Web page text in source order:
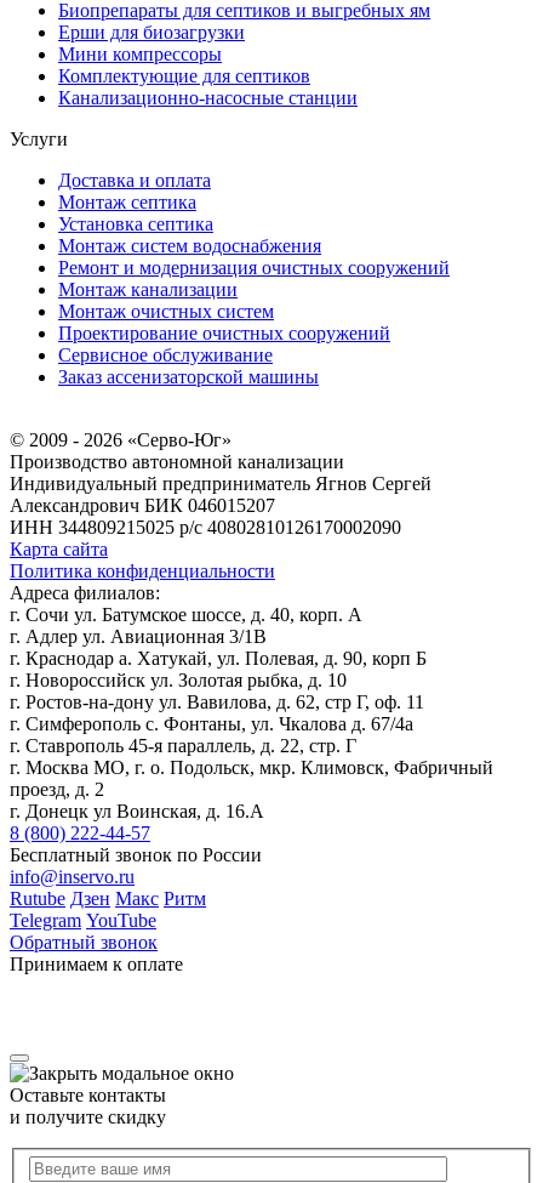
Биопрепараты для септиков и выгребных ям
Ерши для биозагрузки
Мини компрессоры
Комплектующие для септиков
Канализационно-насосные станции
Услуги
Доставка и оплата
Монтаж септика
Установка септика
Монтаж систем водоснабжения
Ремонт и модернизация очистных сооружений
Монтаж канализации
Монтаж очистных систем
Проектирование очистных сооружений
Сервисное обслуживание
Заказ ассенизаторской машины
© 2009 - 2026 «Серво-Юг»
Производство автономной канализации
Индивидуальный предприниматель Ягнов Сергей
Александрович БИК 046015207
ИНН 344809215025 р/с 40802810126170002090
Карта сайта
Политика конфиденциальности
Адреса филиалов:
г. Сочи ул. Батумское шоссе, д. 40, корп. А
г. Адлер ул. Авиационная 3/1В
г. Краснодар а. Хатукай, ул. Полевая, д. 90, корп Б
г. Новороссийск ул. Золотая рыбка, д. 10
г. Ростов-на-дону ул. Вавилова, д. 62, стр Г, оф. 11
г. Симферополь с. Фонтаны, ул. Чкалова д. 67/4а
г. Ставрополь 45-я параллель, д. 22, стр. Г
г. Москва МО, г. о. Подольск, мкр. Климовск, Фабричный
проезд, д. 2
г. Донецк ул Воинская, д. 16.А
8 (800) 222-44-57
Бесплатный звонок по России
info@inservo.ru
Rutube Дзен Макс Ритм
Telegram YouTube
Обратный звонок
Принимаем к оплате
Оставьте контакты
и получите скидку